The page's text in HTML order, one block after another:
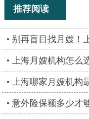
推荐阅读
别再盲目找月嫂！
上海月嫂机构怎么
上海哪家月嫂机构
意外险保额多少才